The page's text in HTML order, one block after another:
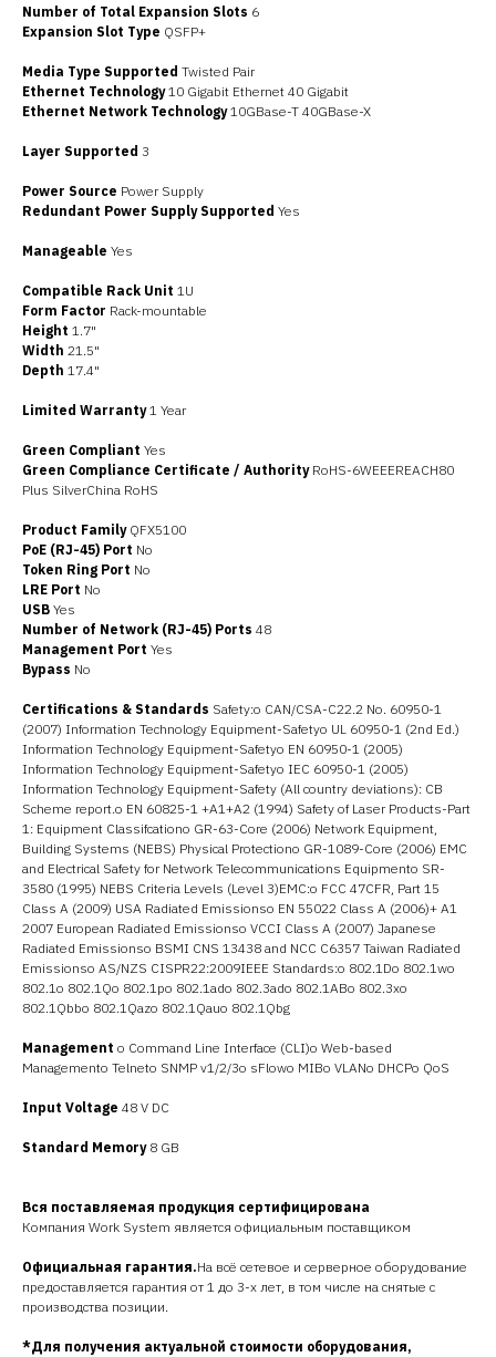
Number of Total Expansion Slots 6
Expansion Slot Type QSFP+
Media Type Supported Twisted Pair
Ethernet Technology10 Gigabit Ethernet 40 Gigabit
Ethernet Network Technology10GBase-T 40GBase-X
Layer Supported 3
Power Source Power Supply
Redundant Power Supply Supported Yes
Manageable Yes
Compatible Rack Unit 1U
Form Factor Rack-mountable
Height 1.7"
Width 21.5"
Depth 17.4"
Limited Warranty1 Year
Green Compliant Yes
Green Compliance Certificate / AuthorityRoHS-6WEEEREACH80
Plus SilverChina RoHS
Product FamilyQFX5100
PoE (RJ-45) Port No
Token Ring Port No
LRE Port No
USB Yes
Number of Network (RJ-45) Ports 48
Management Port Yes
Bypass No
Certifications & Standards Safety:o CAN/CSA-C22.2 No. 60950-1
(2007) Information Technology Equipment-Safetyo UL 60950-1 (2nd Ed.)
Information Technology Equipment-Safetyo EN 60950-1 (2005)
Information Technology Equipment-Safetyo IEC 60950-1 (2005)
Information Technology Equipment-Safety (All country deviations): CB
Scheme report.o EN 60825-1 +A1+A2 (1994) Safety of Laser Products-Part
1: Equipment Classifcationo GR-63-Core (2006) Network Equipment,
Building Systems (NEBS) Physical Protectiono GR-1089-Core (2006) EMC
and Electrical Safety for Network Telecommunications Equipmento SR-
3580 (1995) NEBS Criteria Levels (Level 3)EMC:o FCC 47CFR, Part 15
Class A (2009) USA Radiated Emissionso EN 55022 Class A (2006)+ A1
2007 European Radiated Emissionso VCCI Class A (2007) Japanese
Radiated Emissionso BSMI CNS 13438 and NCC C6357 Taiwan Radiated
Emissionso AS/NZS CISPR22:2009IEEE Standards:o 802.1Do 802.1wo
802.1o 802.1Qo 802.1po 802.1ado 802.3ado 802.1ABo 802.3xo
802.1Qbbo 802.1Qazo 802.1Qauo 802.1Qbg
Management o Command Line Interface (CLI)o Web-based
Managemento Telneto SNMP v1/2/3o sFlowo MIBo VLANo DHCPo QoS
Input Voltage 48 V DC
Standard Memory8 GB
Вся поставляемая продукция сертифицирована
Компания Work System является официальным поставщиком
Официальная гарантия.На всё сетевое и серверное оборудование
предоставляется гарантия от 1 до 3-х лет, в том числе на снятые с
производства позиции.
*Для получения актуальной стоимости оборудования,